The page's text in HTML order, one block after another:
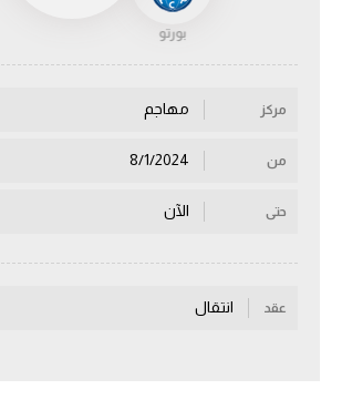
أقسام
منتخب مصر
بورتو
مركز مهاجم
من
حتى الآن
عقد انتقال